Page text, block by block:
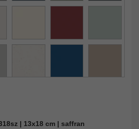
| 13x18 cm | saffran